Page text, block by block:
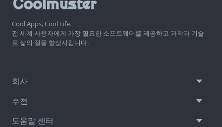
Cool Apps, Cool Life.
전 세계 사용자에게 가장 필요한 소프트웨어를 제공하고 과학과 기술
로 삶의 질을 향상시킵니다.
회사
추천
도움말 센터